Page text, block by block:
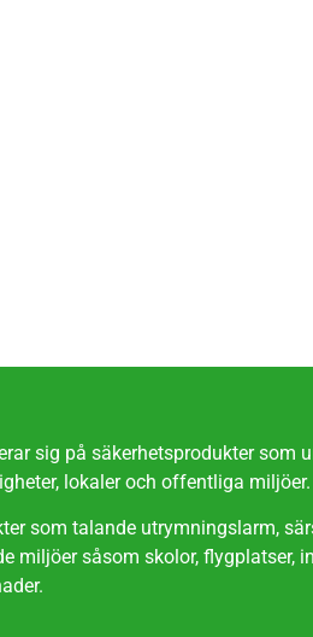
sig på säkerhetsprodukter som
lokaler och offentliga miljöer.
som talande utrymningslarm,
miljöer såsom skolor, flygplatser,